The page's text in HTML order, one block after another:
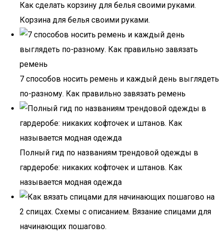
Как сделать корзину для белья своими руками.
Корзина для белья своими руками.
7 способов носить ремень и каждый день выглядеть
по-разному. Как правильно завязать ремень
Полный гид по названиям трендовой одежды в
гардеробе: никаких кофточек и штанов. Как
называется модная одежда